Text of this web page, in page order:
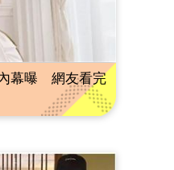
幕曝 網友看完